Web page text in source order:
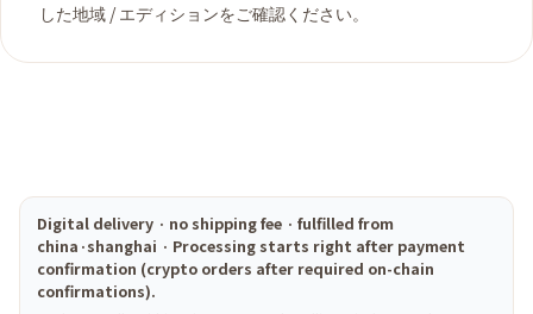
した地域 / エディションをご確認ください。
Digital delivery · no shipping fee · fulfilled from
china·shanghai · Processing starts right after payment
confirmation (crypto orders after required on-chain
confirmations).